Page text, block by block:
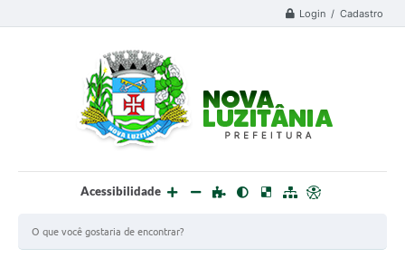
Login / Cadastro
Acessibilidade